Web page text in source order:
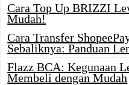
Cara Top Up BRIZZI
Mudah!
Cara Transfer
Sebaliknya: Panduan
Flazz BCA: Kegunaan
Membeli dengan Mudah